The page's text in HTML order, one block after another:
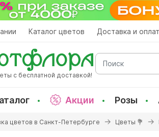
Каталог цветов Доставка и
с бесплатной доставкой!
Поиск
Акции Розы
цветов в Санкт-Петербурге Цветы 💐